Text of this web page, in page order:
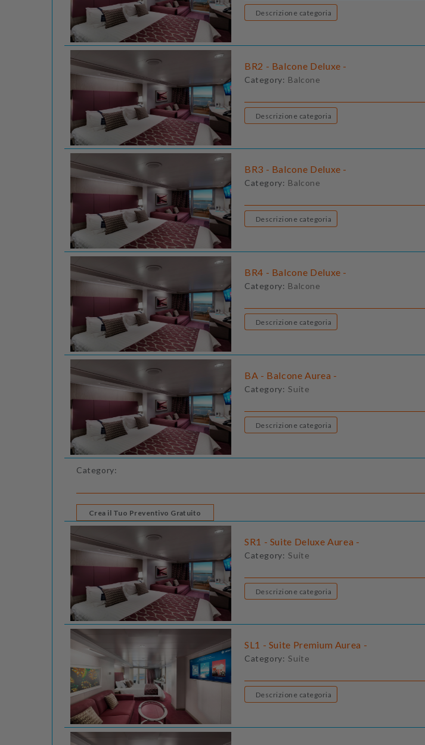
Descrizione categoria
BR2 - Balcone Deluxe -
Category: Balcone
Descrizione categoria
BR3 - Balcone Deluxe -
Category: Balcone
Descrizione categoria
BR4 - Balcone Deluxe -
Category: Balcone
Descrizione categoria
BA - Balcone Aurea -
Category: Suite
Descrizione categoria
Category:
Crea il Tuo Preventivo Gratuito
SR1 - Suite Deluxe Aurea -
Category: Suite
Descrizione categoria
SL1 - Suite Premium Aurea -
Category: Suite
Descrizione categoria